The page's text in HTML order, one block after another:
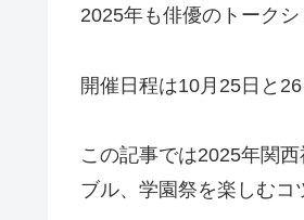
2025年も俳優のトーク
開催日程は10月25日と
この記事では2025年関
ブル、学園祭を楽しむコ